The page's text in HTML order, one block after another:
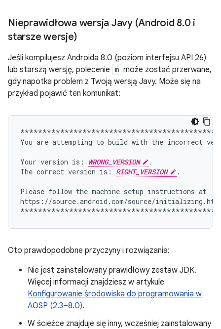
Nieprawidłowa wersja Javy (Android 8.0 i
starsze wersje)
Jeśli kompilujesz Androida 8.0 (poziom interfejsu API 26)
lub starszą wersję, polecenie m może zostać przerwane,
gdy napotka problem z Twoją wersją Javy. Może się na
przykład pojawić ten komunikat:
You are attempting to build with the incorrect
Your version is: WRONG_VERSION
.
The correct version is: RIGHT_VERSION .
Please follow the machine setup instructions at
https://source.android.com/source/
Oto prawdopodobne przyczyny i rozwiązania:
Nie jest zainstalowany prawidłowy zestaw JDK.
Więcej informacji znajdziesz w artykule
Konfigurowanie środowiska do programowania w
AOSP (2.3–8.0).
W ścieżce znajduje się inny, wcześniej zainstalowany